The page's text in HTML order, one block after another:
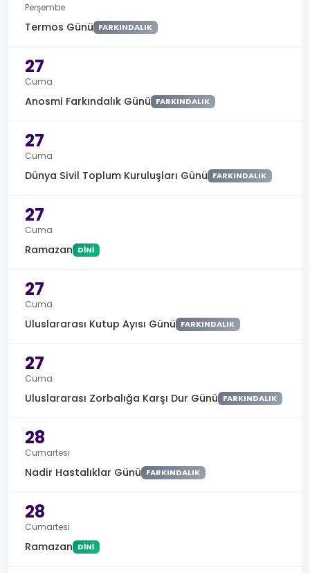
Perşembe
Termos Günü FARKINDALIK
27
Cuma
Anosmi Farkındalık Günü FARKINDALIK
27
Cuma
Dünya Sivil Toplum Kuruluşları Günü FARKINDALIK
27
Cuma
Ramazan DINI
27
Cuma
Uluslararası Kutup Ayısı Günü FARKINDALIK
27
Cuma
Uluslararası Zorbalığa Karşı Dur Günü FARKINDALIK
28
Cumartesi
Nadir Hastalıklar Günü FARKINDALIK
28
Cumartesi
Ramazan DINI